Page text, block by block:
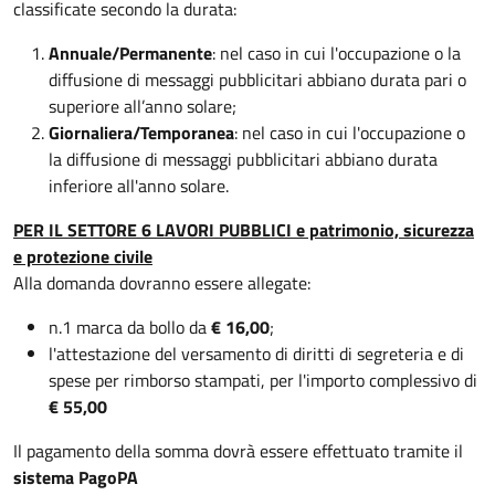
classificate secondo la durata:
Annuale/Permanente: nel caso in cui l'occupazione o la
diffusione di messaggi pubblicitari abbiano durata pari o
superiore all’anno solare;
Giornaliera/Temporanea: nel caso in cui l'occupazione o
la diffusione di messaggi pubblicitari abbiano durata
inferiore all'anno solare.
PER IL SETTORE 6 LAVORI PUBBLICI e patrimonio, sicurezza
e protezione civile
Alla domanda dovranno essere allegate:
n.1 marca da bollo da€ 16,00;
l'attestazione del versamento di diritti di segreteria e di
spese per rimborso stampati, per l'importo complessivo di
€ 55,00
Il pagamento della somma dovrà essere effettuato tramite il
sistema PagoPA